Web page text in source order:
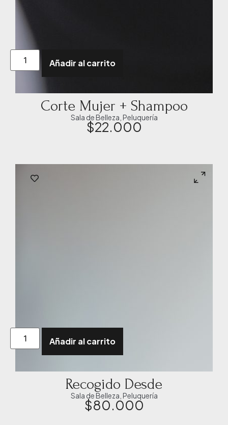
Añadir al carrito
Corte Mujer + Shampoo
Sala de Belleza Peluquería
$22.000
Añadir al carrito
Recogido Desde
Sala de Belleza Peluquería
$80.000